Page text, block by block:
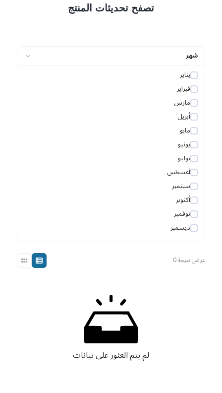
تصفح تحديثات المنتج
شهر
يناير
فبراير
مارس
أبريل
مايو
يونيو
يوليو
أغسطس
سبتمبر
أكتوبر
نوفمبر
ديسمبر
عرض نتيجة 0
لم يتم العثور على بيانات